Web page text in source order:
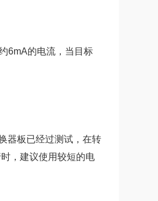
6mA的电流，当目标
器板已经过测试，在转
，建议使用较短的电